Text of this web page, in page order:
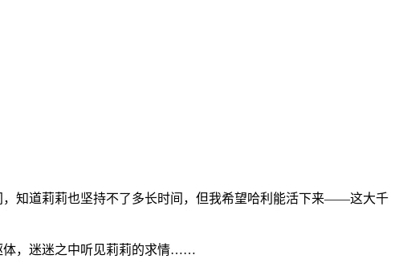
知道莉莉也坚持不了多长时间，但我希望哈利能活下来——这大千
，迷迷之中听见莉莉的求情……